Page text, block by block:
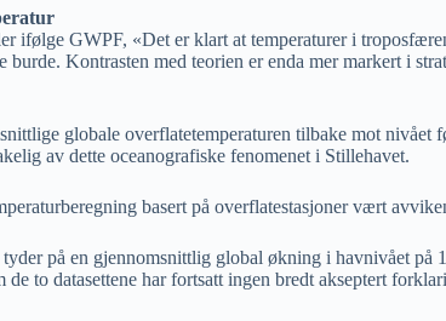
ifølge GWPF, «Det er klart at temperaturer i
burde. Kontrasten med teorien er enda mer markert i
globale overflatetemperaturen tilbake mot
av dette oceanografiske fenomenet i Stillehavet.
basert på overflatestasjoner vært
på en gjennomsnittlig global økning i havnivået på
to datasettene har fortsatt ingen bredt akseptert